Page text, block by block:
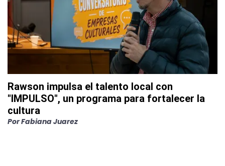
Rawson impulsa el talento local con
"IMPULSO", un programa para fortalecer la
cultura
PorFabiana Juarez